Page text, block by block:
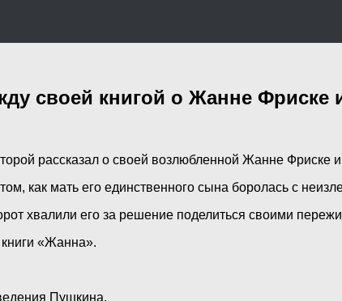
своей книгой о Жанне Фриске
рассказал о своей возлюбленной Жанне Фриске
как мать его единственного сына боролась с
хвалили его за решение поделиться своими
«Жанна».
Пушкина.